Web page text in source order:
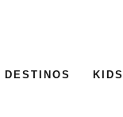
DESTINOS KIDS